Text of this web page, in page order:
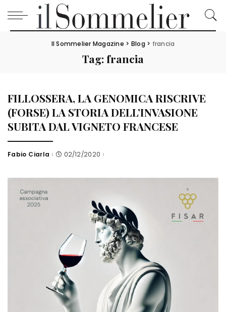
Il Sommelier Magazine > Blog > francia
Tag:francia
FILLOSSERA, LA GENOMICA RISCRIVE
(FORSE) LA STORIA DELL’INVASIONE
SUBITA DAL VIGNETO FRANCESE
Posted
Fabio Ciarla 02/12/2020